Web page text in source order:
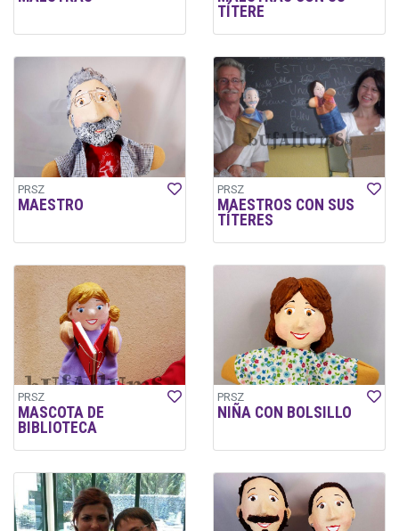
TÍTERE
PRSZ
MAESTRO
PRSZ
MAESTROS CON SUS
TÍTERES
PRSZ
MASCOTA DE
BIBLIOTECA
PRSZ
NIÑA CON BOLSILLO